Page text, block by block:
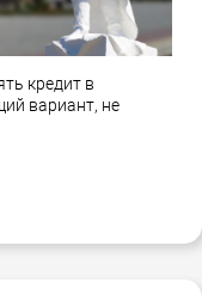
кредит в
вариант, не